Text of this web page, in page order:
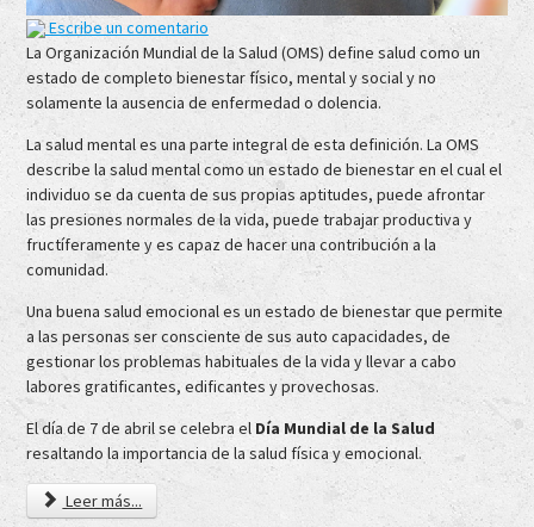
Escribe un comentario
La Organización Mundial de la Salud (OMS) define salud como un
estado de completo bienestar físico, mental y social y no
solamente la ausencia de enfermedad o dolencia.
La salud mental es una parte integral de esta definición. La OMS
describe la salud mental como un estado de bienestar en el cual el
individuo se da cuenta de sus propias aptitudes, puede afrontar
las presiones normales de la vida, puede trabajar productiva y
fructíferamente y es capaz de hacer una contribución a la
comunidad.
Una buena salud emocional es un estado de bienestar que permite
a las personas ser consciente de sus auto capacidades, de
gestionar los problemas habituales de la vida y llevar a cabo
labores gratificantes, edificantes y provechosas.
El día de 7 de abril se celebra elDía Mundial de la Salud
resaltando la importancia de la salud física y emocional.
Leer más...